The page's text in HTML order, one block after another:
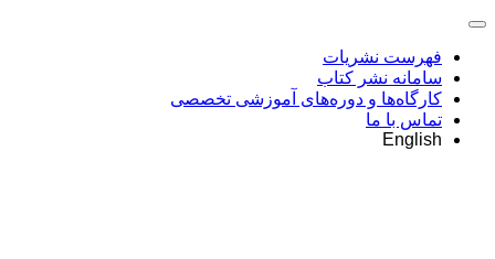
فهرست نشریات
سامانه نشر کتاب
کارگاه‌ها و دوره‌های آموزشی تخصصی
تماس با ما
English